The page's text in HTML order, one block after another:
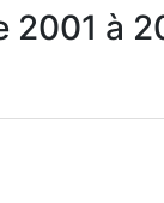
2001 à